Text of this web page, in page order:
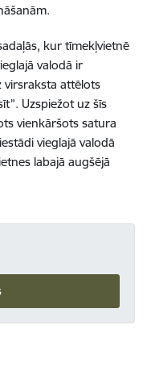
kur tīmekļvietnē
valodā ir
virsraksta attēlots
Uzspiežot uz šīs
vienkāršots satura
vieglajā valodā
labajā augšējā